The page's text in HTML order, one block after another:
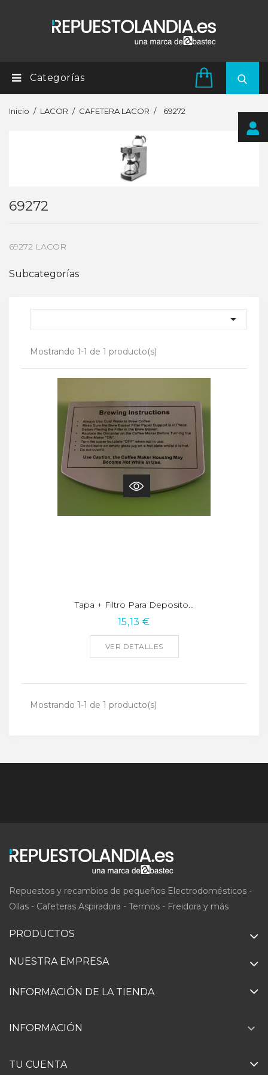
Categorías
Inicio LACOR CAFETERA LACOR 69272
69272
69272 LACOR
Subcategorías

Mostrando 1-1 de 1 producto(s)
Tapa + Filtro Para Deposito...
15,13 €
VER DETALLES
Mostrando 1-1 de 1 producto(s)
Repuestos y recambios de pequeños Electrodomésticos -
Ollas - Cafeteras Aspiradora - Termos - Freidora y más
PRODUCTOS
NUESTRA EMPRESA
INFORMACIÓN DE LA TIENDA
INFORMACIÓN 
TU CUENTA